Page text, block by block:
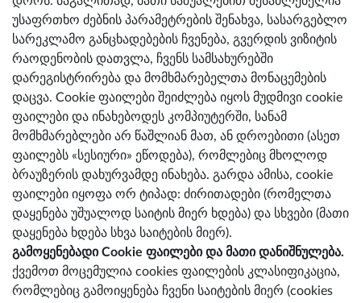
უსაფრთხო ძებნის პარამეტრების შენახვა, სასარგებლო
სარეკლამო განცხადებების ჩვენება, გვერდის ვიზიტის
რაოდენობის დათვლა, ჩვენს სამსახურებში
დარეგისტრირება და მომხმარებელთა მონაცემების
დაცვა. Cookie ფაილები შეიძლება იყოს მუდმივი cookie
ფაილები და ინახებოდეს კომპიუტერში, სანამ
მომხმარებლები არ წაშლიან მათ, ან დროებითი (ასეთ
ფაილებს «სესიური» ეწოდება), რომლებიც მხოლოდ
ბრაუზერის დახურვამდე ინახება. გარდა ამისა, cookie
ფაილები იყოფა ორ ტიპად: ძირითადები (რომელთა
დაყენება უშუალოდ საიტის მიერ ხდება) და სხვები (მათი
დაყენება ხდება სხვა საიტების მიერ).
გამოყენებადი Cookie ფაილები და მათი დანიშნულება.
ქვემოთ მოცემულია cookies ფაილების კლასიფიკაცია,
რომლებიც გამოიყენება ჩვენი საიტების მიერ (cookies